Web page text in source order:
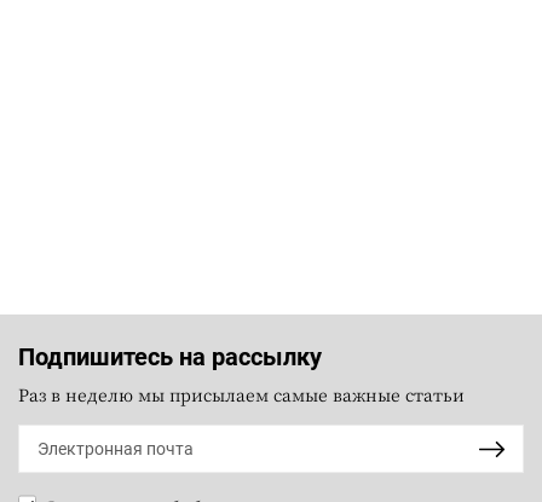
Подпишитесь на рассылку
Раз в неделю мы присылаем самые важные статьи